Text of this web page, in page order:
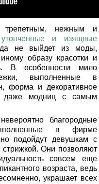
трепетным, нежным и
утонченные и изящные
не выйдет из моды,
образу красотки и
В особенности мило
выполненные в
форма и декоративное
даже модниц с самым
благородные
в фирме
подойдут девушкам с
Они позволяют
совсем еще
возраста, ведь
украшает всех